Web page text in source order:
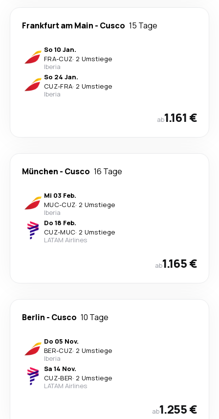
Frankfurt am Main - Cusco 15 Tage
So 10 Jan.
FRA-CUZ· 2 Umstiege
Iberia
So 24 Jan.
CUZ-FRA· 2 Umstiege
Iberia
ab1.161 €
München - Cusco 16 Tage
Mi 03 Feb.
MUC-CUZ· 2 Umstiege
Iberia
Do 18 Feb.
CUZ-MUC· 2 Umstiege
LATAM Airlines
ab1.165 €
Berlin - Cusco 10 Tage
Do 05 Nov.
BER-CUZ· 2 Umstiege
Iberia
Sa 14 Nov.
CUZ-BER· 2 Umstiege
LATAM Airlines
ab1.255 €